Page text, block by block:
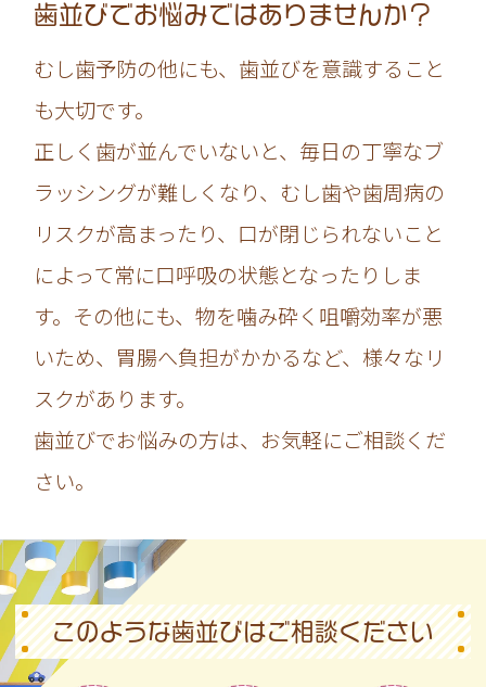
歯並びでお悩みではありませんか？
むし歯予防の他にも、歯並びを意識すること
も大切です。
正しく歯が並んでいないと、毎日の丁寧なブ
ラッシングが難しくなり、むし歯や歯周病の
リスクが高まったり、口が閉じられないこと
によって常に口呼吸の状態となったりしま
す。その他にも、物を噛み砕く咀嚼効率が悪
いため、胃腸へ負担がかかるなど、様々なリ
スクがあります。
歯並びでお悩みの方は、お気軽にご相談くだ
さい。
このような歯並びはご相談ください